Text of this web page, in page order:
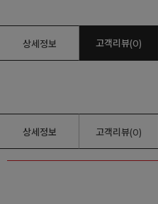
상세정보 고객리뷰(0)
상세정보 고객리뷰(0)